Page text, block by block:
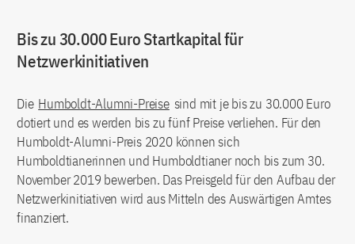
Bis zu 30.000 Euro Startkapital für
Netzwerkinitiativen
Die Humboldt-Alumni-Preise sind mit je bis zu 30.000 Euro
dotiert und es werden bis zu fünf Preise verliehen. Für den
Humboldt-Alumni-Preis 2020 können sich
Humboldtianerinnen und Humboldtianer noch bis zum 30.
November 2019 bewerben. Das Preisgeld für den Aufbau der
Netzwerkinitiativen wird aus Mitteln des Auswärtigen Amtes
finanziert.